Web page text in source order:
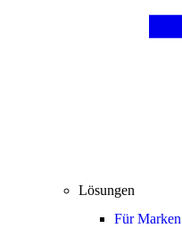
Lösungen
Für Marken